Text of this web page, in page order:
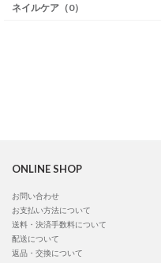
ネイルケア（0）
ONLINE SHOP
お問い合わせ
お支払い方法について
送料・決済手数料について
配送について
返品・交換について